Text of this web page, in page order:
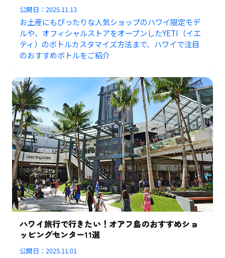
公開日：2025.11.13
お土産にもぴったりな人気ショップのハワイ限定モデ
ルや、オフィシャルストアをオープンしたYETI（イエ
ティ）のボトルカスタマイズ方法まで、ハワイで注目
のおすすめボトルをご紹介
ハワイ旅行で行きたい！オアフ島のおすすめショ
ッピングセンター11選
公開日：2025.11.01